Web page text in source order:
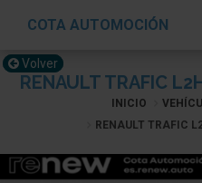
COTA AUTOMOCIÓN
RENAULT TRAFIC
Volver
INICIO
RENAULT TRAFIC